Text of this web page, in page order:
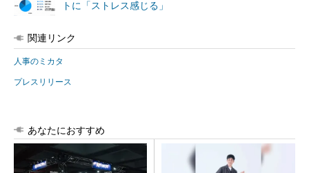
トに「ストレス感じる」
関連リンク
人事のミカタ
プレスリリース
あなたにおすすめ